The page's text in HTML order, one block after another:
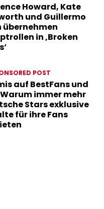
Howard, Kate
und Guillermo
übernehmen
in ‚Broken
POST
auf BestFans und
Warum immer mehr
Stars exklusive
für ihre Fans